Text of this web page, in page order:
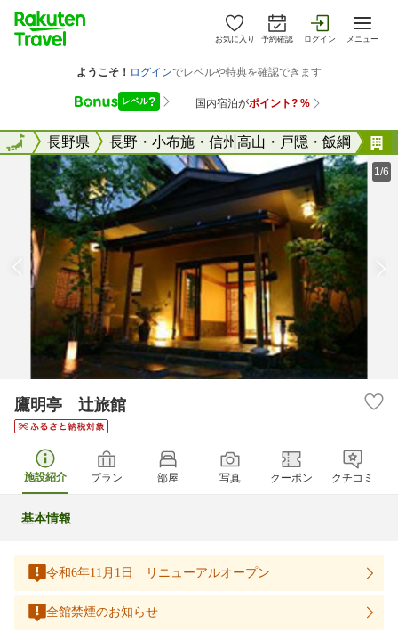
お気に入り 予約確認 ログイン メニュー
全国長野県 長野・小布施・信州高山・戸隠・飯綱
全国
1/6
鷹明亭 辻旅館
施設紹介 プラン 部屋 写真 クーポン クチコミ
基本情報
令和6年11月1日 リニューアルオープン
全館禁煙のお知らせ